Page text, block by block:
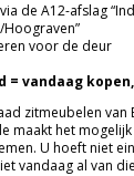
de A12-afslag
voor de deur
= vandaag
zitmeubelen van
maakt het
U hoeft niet
vandaag al van